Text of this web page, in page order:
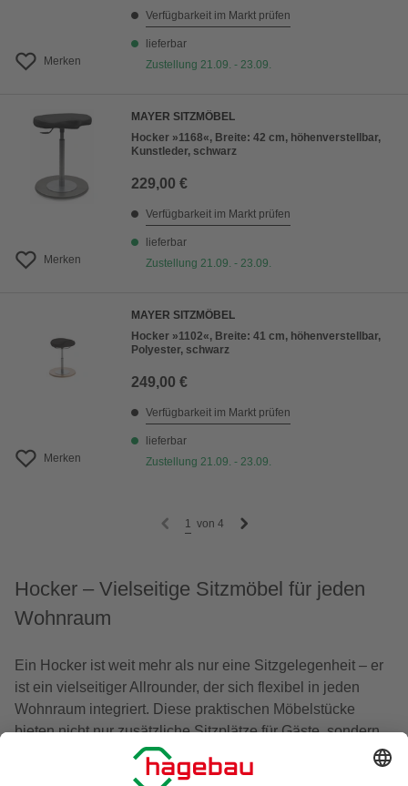
Merken
Verfügbarkeit im Markt prüfen
lieferbar
Zustellung 21.09. - 23.09.
Merken
MAYER SITZMÖBEL
Hocker »1168«, Breite: 42 cm, höhenverstellbar,
Kunstleder, schwarz
229,00 €
Verfügbarkeit im Markt prüfen
lieferbar
Zustellung 21.09. - 23.09.
Merken
MAYER SITZMÖBEL
Hocker »1102«, Breite: 41 cm, höhenverstellbar,
Polyester, schwarz
249,00 €
Verfügbarkeit im Markt prüfen
lieferbar
Zustellung 21.09. - 23.09.
1 von 4
Hocker – Vielseitige Sitzmöbel für jeden
Wohnraum
Ein Hocker ist weit mehr als nur eine Sitzgelegenheit – er
ist ein vielseitiger Allrounder, der sich flexibel in jeden
Wohnraum integriert. Diese praktischen Möbelstücke
bieten nicht nur zusätzliche Sitzplätze für Gäste, sondern
dienen auch als Fußablage, Beistelltisch oder sogar als
Stauraum. Die kompakte Bauweise macht sie zur idealen